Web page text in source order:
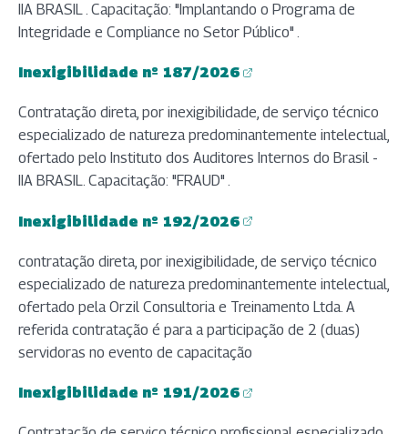
IIA BRASIL . Capacitação: "Implantando o Programa de
Integridade e Compliance no Setor Público" .
Inexigibilidade nº 187/2026
(abre em nova aba)
Contratação direta, por inexigibilidade, de serviço técnico
especializado de natureza predominantemente intelectual,
ofertado pelo Instituto dos Auditores Internos do Brasil -
IIA BRASIL. Capacitação: "FRAUD" .
Inexigibilidade nº 192/2026
(abre em nova aba)
contratação direta, por inexigibilidade, de serviço técnico
especializado de natureza predominantemente intelectual,
ofertado pela Orzil Consultoria e Treinamento Ltda. A
referida contratação é para a participação de 2 (duas)
servidoras no evento de capacitação
Inexigibilidade nº 191/2026
(abre em nova aba)